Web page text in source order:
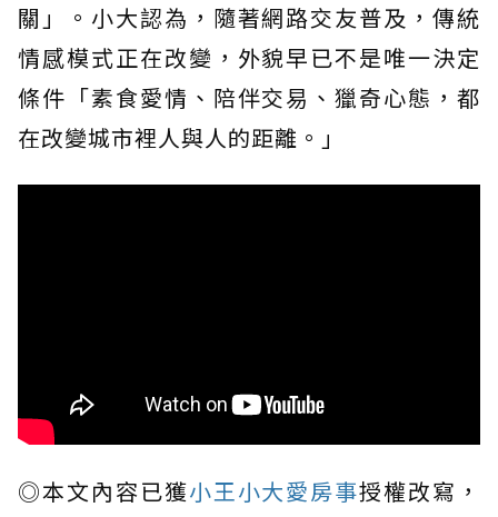
關」。小大認為，隨著網路交友普及，傳統
情感模式正在改變，外貌早已不是唯一決定
條件「素食愛情、陪伴交易、獵奇心態，都
在改變城市裡人與人的距離。」
◎本文內容已獲小王小大愛房事授權改寫，